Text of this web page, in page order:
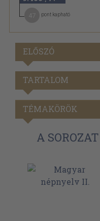
pont kapható
ELŐSZÓ
TARTALOM
TÉMAKÖRÖK
A